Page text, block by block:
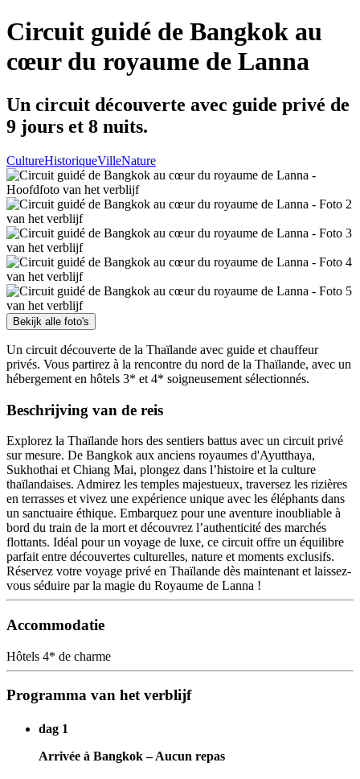
Circuit guidé de Bangkok au
cœur du royaume de Lanna
Un circuit découverte avec guide privé de
9 jours et 8 nuits.
CultureHistoriqueVilleNature
Bekijk alle foto's
Un circuit découverte de la Thaïlande avec guide et chauffeur
privés. Vous partirez à la rencontre du nord de la Thaïlande, avec un
hébergement en hôtels 3* et 4* soigneusement sélectionnés.
Beschrijving van de reis
Explorez la Thaïlande hors des sentiers battus avec un circuit privé
sur mesure. De Bangkok aux anciens royaumes d'Ayutthaya,
Sukhothai et Chiang Mai, plongez dans l’histoire et la culture
thaïlandaises. Admirez les temples majestueux, traversez les rizières
en terrasses et vivez une expérience unique avec les éléphants dans
un sanctuaire éthique. Embarquez pour une aventure inoubliable à
bord du train de la mort et découvrez l’authenticité des marchés
flottants. Idéal pour un voyage de luxe, ce circuit offre un équilibre
parfait entre découvertes culturelles, nature et moments exclusifs.
Réservez votre voyage privé en Thaïlande dès maintenant et laissez-
vous séduire par la magie du Royaume de Lanna !
Accommodatie
Hôtels 4* de charme
Programma van het verblijf
dag 1
Arrivée à Bangkok – Aucun repas